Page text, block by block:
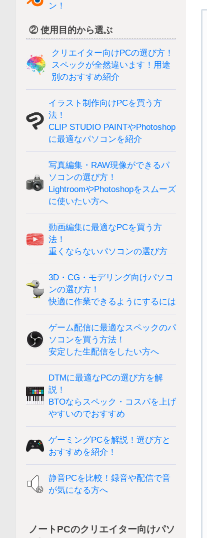
ン！
② 使用目的から選ぶ
クリエイター向けPCの選び方！
スペックが全然違います！用途
別のおすすめ紹介
イラスト制作向けPCを買う方
法！
CLIP STUDIO PAINTやPhotoshop
に最適なパソコンを紹介
写真編集・RAW現像ができるパ
ソコンの選び方！
LightroomやPhotoshopをスムーズ
に使いたい方へ
動画編集に最適なPCを買う方
法！
重くならないパソコンの選び方
3D・CG・モデリング向けパソコ
ンの選び方！
快適に作業できるようにするには
ゲーム配信に最適なスペックのパ
ソコンを買う方法！
安定した生配信をしたい方へ
DTMに最適なPCの選び方を解
説！
BTOならスペック・コスパを上げ
やすいのでおすすめ
ゲーミングPCを解説！選び方と
おすすめを紹介！
静音PCを比較！録音や配信で音
が気になる方へ
ノートPCのクリエイター向けパソ